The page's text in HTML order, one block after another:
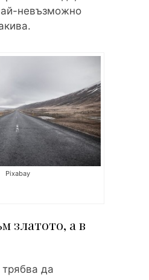
невъзможно
Pixabay
златото, а в
да